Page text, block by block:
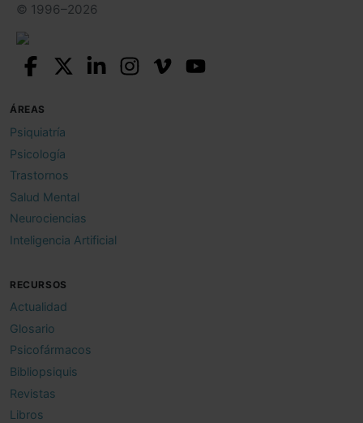
© 1996–2026
ÁREAS
Psiquiatría
Psicología
Trastornos
Salud Mental
Neurociencias
Inteligencia Artificial
RECURSOS
Actualidad
Glosario
Psicofármacos
Bibliopsiquis
Revistas
Libros